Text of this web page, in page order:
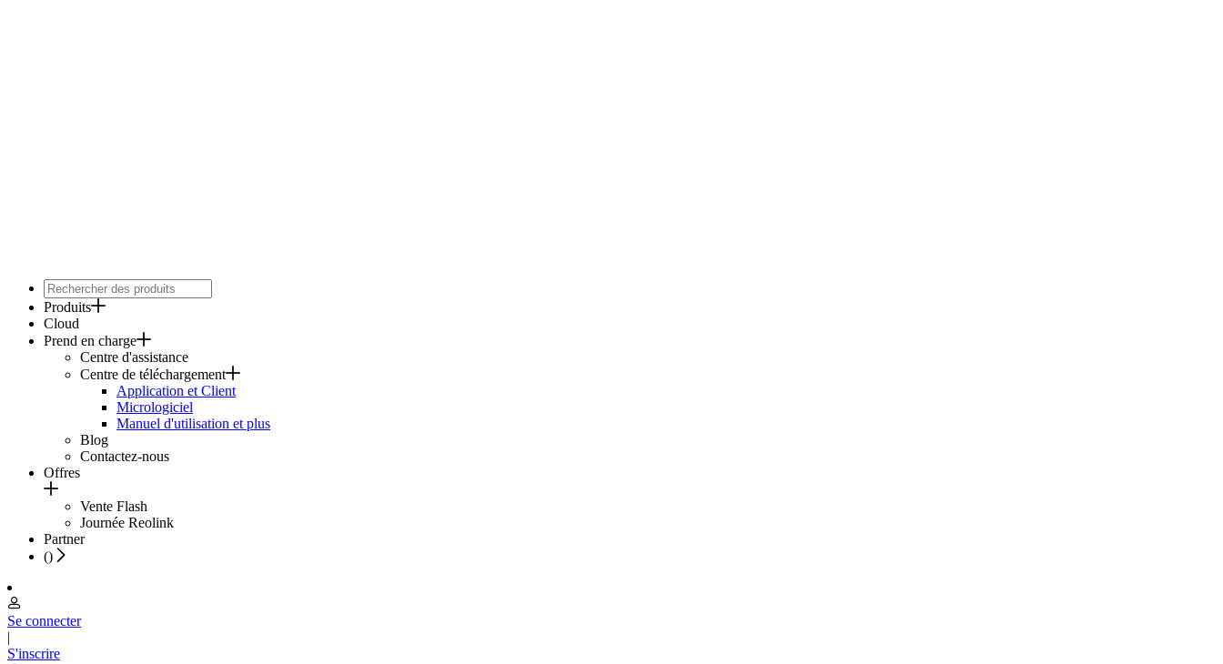
Produits
Cloud
Prend en charge
Centre d'assistance
Centre de téléchargement
Application et Client
Micrologiciel
Manuel d'utilisation et plus
Blog
Contactez-nous
Offres
Vente Flash
Journée Reolink
Partner
()
Se connecter
|
S'inscrire